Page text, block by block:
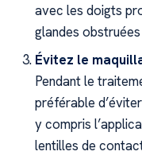
avec les doigts
glandes
Évitez le
Pendant le
préférable
y compris
lentilles de